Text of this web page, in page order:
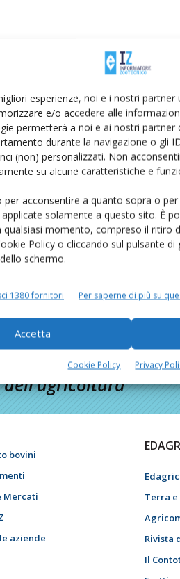
esperienze, noi e i nostri
e/o accedere alle
permetterà a noi e ai nostri partner
durante la navigazione o gli
(non) personalizzati. Non
su alcune caratteristiche e
per acconsentire a quanto sopra o
solamente a questo sito. È
qualsiasi momento, compreso il ritiro
Policy o cliccando sul pulsante
schermo.
1380 fornitori Per saperne di più su
Accetta
Cookie Policy Privacy
bovini
Mercati
aziende
Terra e
Rivista
Il